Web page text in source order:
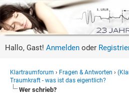
Hallo, Gast! Anmelden oder
Klartraumforum › Fragen & Antworten ›
Traumkraft - was ist das eigentlich?
Wer schrieb?